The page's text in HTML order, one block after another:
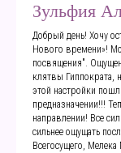
Зульфия
Добрый день! Хочу
Нового времени»!
посвящения".
клятвы Гиппократа,
этой настройки
предназначении!!!
направлении! Все
сильнее ощущать
Всегосущего,